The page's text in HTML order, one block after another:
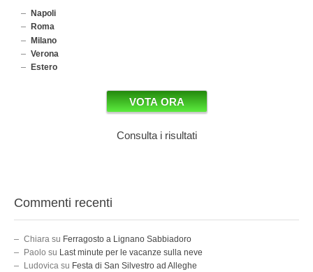
Napoli
Roma
Milano
Verona
Estero
Consulta i risultati
Commenti recenti
Chiara su Ferragosto a Lignano Sabbiadoro
Paolo su Last minute per le vacanze sulla neve
Ludovica su Festa di San Silvestro ad Alleghe